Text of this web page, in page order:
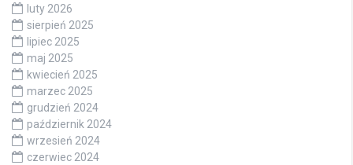
luty 2026
sierpień 2025
lipiec 2025
maj 2025
kwiecień 2025
marzec 2025
grudzień 2024
październik 2024
wrzesień 2024
czerwiec 2024